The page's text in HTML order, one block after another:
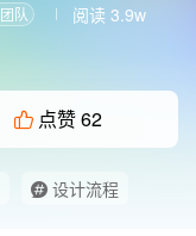
团队
阅读 3.9w
点赞62
设计流程